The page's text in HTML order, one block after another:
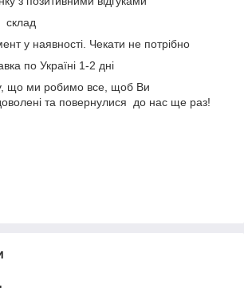
склад
у наявності. Чекати не потрібно
по Україні 1-2 дні
що ми робимо все, щоб Ви
та повернулися до нас ще раз!